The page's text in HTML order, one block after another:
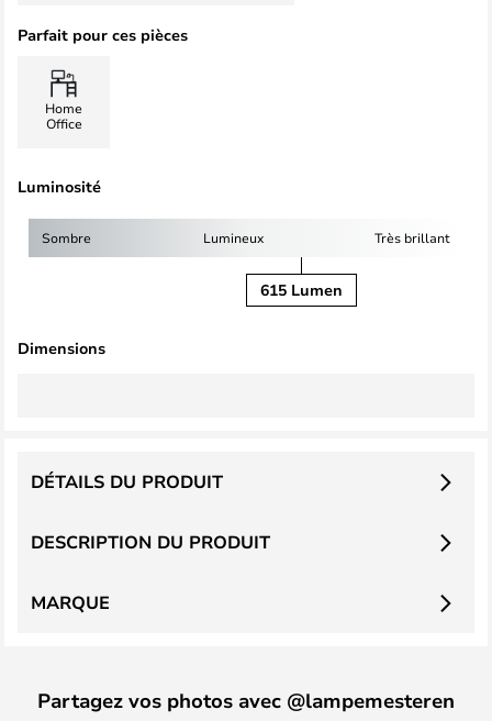
Parfait pour ces pièces
Home
Office
Luminosité
Sombre Lumineux Très brillant
615 Lumen
Dimensions
DESCRIPTION DU PRODUIT
DÉTAILS DU PRODUIT
MARQUE
Partagez vos photos avec @lampemesteren